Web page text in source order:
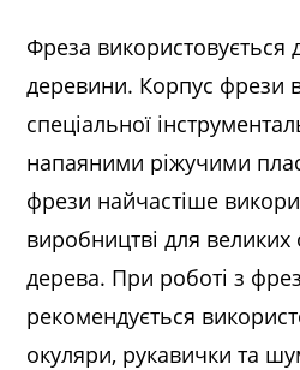
Фреза використовується
деревини. Корпус фрези
спеціальної
напаяними ріжучими
фрези найчастіше
виробництві для великих
дерева. При роботі з
рекомендується
окуляри, рукавички та